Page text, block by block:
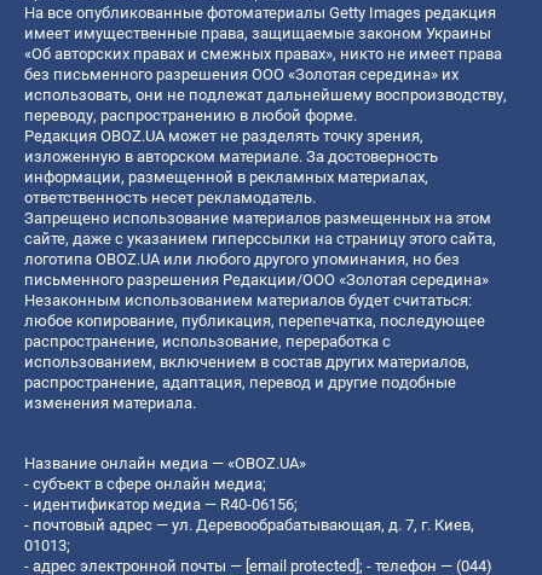
На все опубликованные фотоматериалы Getty Images редакция
имеет имущественные права, защищаемые законом Украины
«Об авторских правах и смежных правах», никто не имеет права
без письменного разрешения ООО «Золотая середина» их
использовать, они не подлежат дальнейшему воспроизводству,
переводу, распространению в любой форме.
Редакция OBOZ.UA может не разделять точку зрения,
изложенную в авторском материале. За достоверность
информации, размещенной в рекламных материалах,
ответственность несет рекламодатель.
Запрещено использование материалов размещенных на этом
сайте, даже с указанием гиперссылки на страницу этого сайта,
логотипа OBOZ.UA или любого другого упоминания, но без
письменного разрешения Редакции/ООО «Золотая середина»
Незаконным использованием материалов будет считаться:
любое копирование, публикация, перепечатка, последующее
распространение, использование, переработка с
использованием, включением в состав других материалов,
распространение, адаптация, перевод и другие подобные
изменения материала.
Название онлайн медиа — «OBOZ.UA»
- субъект в сфере онлайн медиа;
- идентификатор медиа — R40-06156;
- почтовый адрес — ул. Деревообрабатывающая, д. 7, г. Киев,
01013;
- адрес электронной почты — [email protected]; - телефон — (044)